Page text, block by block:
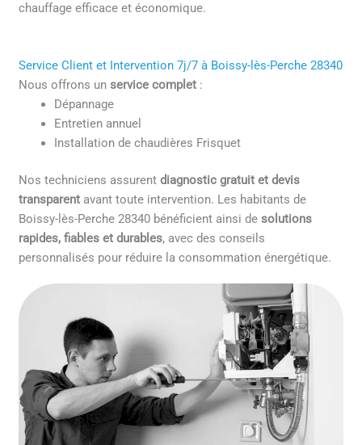
chauffage efficace et économique.
Service Client et Intervention 7j/7 à Boissy-lès-Perche 28340
Nous offrons unservice complet :
Dépannage
Entretien annuel
Installation de chaudières Frisquet
Nos techniciens assurentdiagnostic gratuit et devis
transparent avant toute intervention. Les habitants de
Boissy-lès-Perche 28340 bénéficient ainsi desolutions
rapides, fiables et durables, avec des conseils
personnalisés pour réduire la consommation énergétique.